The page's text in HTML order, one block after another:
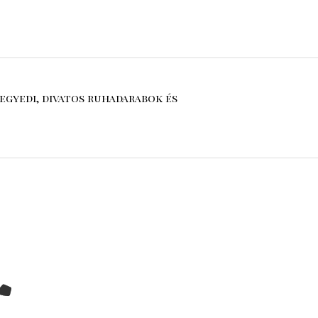
divatos ruhadarabok és